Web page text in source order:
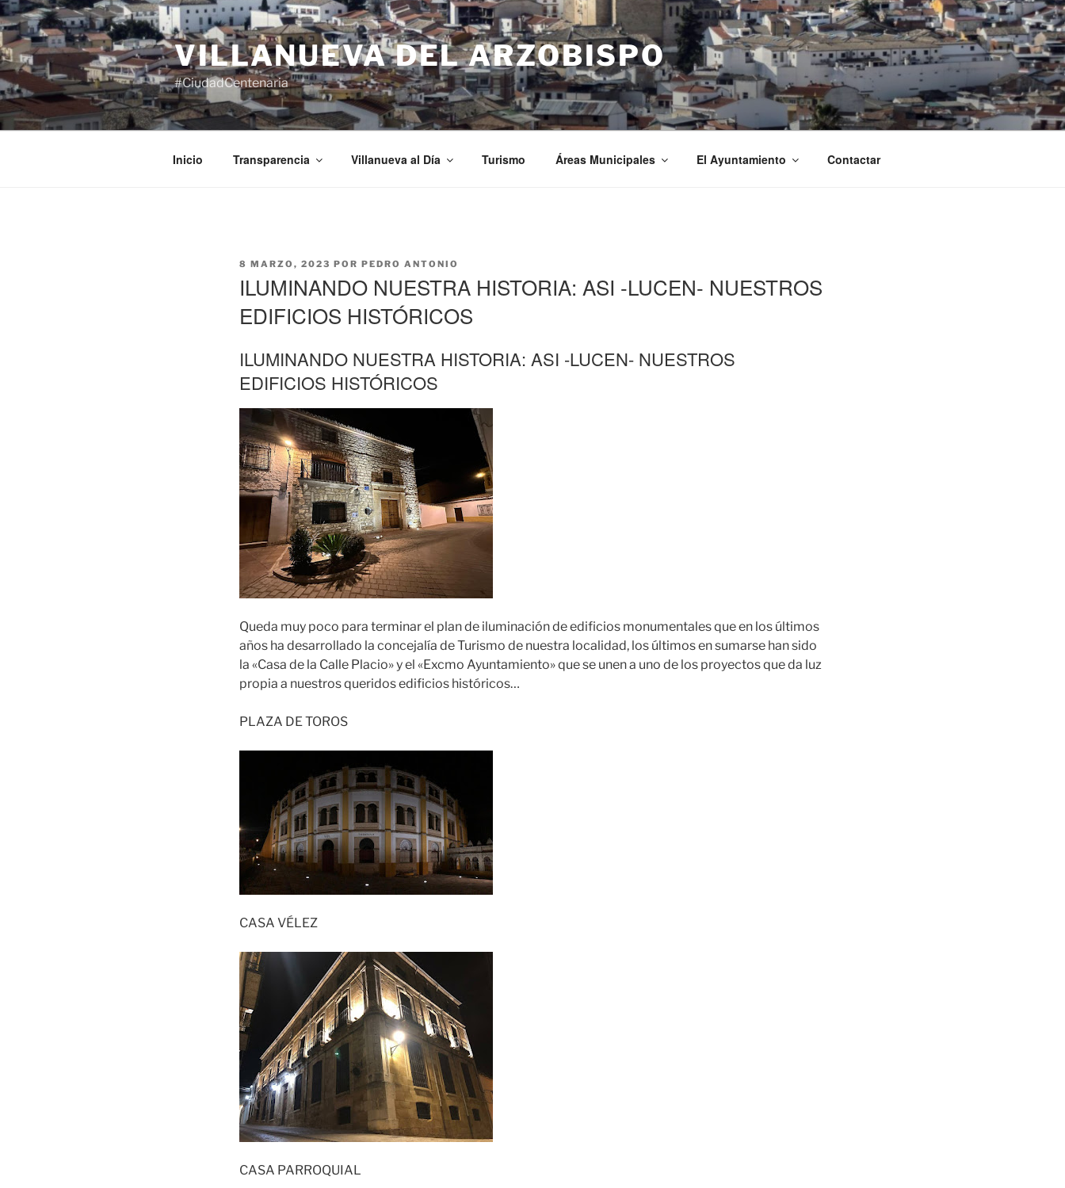
Saltar
al
contenido
VILLANUEVA DEL ARZOBISPO
#CiudadCentenaria
Inicio Transparencia Villanueva al Día Turismo Áreas Municipales El Ayuntamiento Contactar
PUBLICADO
8 MARZO, 2023 POR PEDRO ANTONIO
ILUMINANDO NUESTRA HISTORIA: ASI -LUCEN- NUESTROS
EDIFICIOS HISTÓRICOS
ILUMINANDO NUESTRA HISTORIA: ASI -LUCEN- NUESTROS
EDIFICIOS HISTÓRICOS
Queda muy poco para terminar el plan de iluminación de edificios monumentales que en los últimos
años ha desarrollado la concejalía de Turismo de nuestra localidad, los últimos en sumarse han sido
la «Casa de la Calle Placio» y el «Excmo Ayuntamiento» que se unen a uno de los proyectos que da luz
propia a nuestros queridos edificios históricos…
PLAZA DE TOROS
CASA VÉLEZ
CASA PARROQUIAL